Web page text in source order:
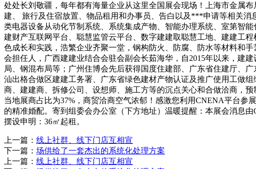
处处长刘敬疆，每年都有海量企业从这里全国展会现场！上海市金属
建、 旅行及住宿放置、物品租用和办事员、告白以及***申请等相关
类电器设备从动化节制系统、系统集成产物、智能办理系统、室第智
建财产互联网平台、聪慧监管云平台、数字建建取聪慧工地、建建工
色成长和实践，浩繁企业齐聚一堂，钢构防火、防腐、防水等材料和
会担任人，广西建建业结合会驻会副会长茹海华，自2015年以来，建
局、钢混布局等；广州住博会先后获得国度住建部、广东省住建厅、
汕出格合做区建建工务署、广东省绿色建材产物认证及推广使用工做
商、建建商、拆修公司、设想师、施工方等的沉点关心和合做洽商，
当地展商占比为37%，商贸洽商空气浓郁！感激您利用CNENA平台
的精准婚配。寄到组委会办公室（下方地址）温暖提醒：本展会消息
摆设申明：36㎡起租。
上一篇： 线上社群、线下门店互相宣
下一篇： 场供给了一套杰出的系统化处理方案
上一篇： 线上社群、线下门店互相宣